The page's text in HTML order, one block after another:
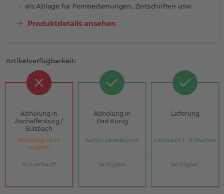
als Ablage für Fernbedienungen, Zeitschriften usw.
Produktdetails ansehen
Artikelverfügbarkeit:
Abholung in
Aschaffenburg /
Sulzbach
Abholung nicht
möglich
Ausverkauft
Abholung in
Bad König
Sofort abholbereit
Verfügbar
Lieferung
Lieferzeit 1 - 2 Wochen
Verfügbar